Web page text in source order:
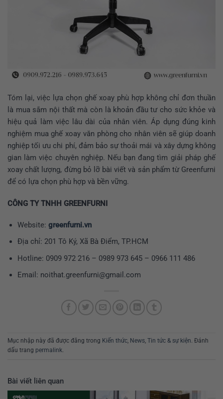
Tóm lại, việc lựa chọn ghế xoay phù hợp không chỉ đơn thuần
là mua sắm nội thất mà còn là khoản đầu tư cho sức khỏe và
hiệu quả làm việc lâu dài của nhân viên. Áp dụng đúng kinh
nghiệm mua ghế xoay văn phòng cho nhân viên sẽ giúp doanh
nghiệp tối ưu chi phí, đảm bảo sự thoải mái và xây dựng không
gian làm việc chuyên nghiệp. Nếu bạn đang tìm giải pháp ghế
xoay chất lượng, đừng bỏ lỡ bài viết và sản phẩm từ Greenfurni
để có lựa chọn phù hợp và bền vững.
CÔNG TY TNHH GREENFURNI
Website: greenfurni.vn
Địa chỉ: 201 Tô Ký, Xã Bà Điểm, TP.HCM
Hotline: 0909 972 216 – 0989 973 645 – 0966 111 486
Email: noithat.greenfurni@gmail.com
Mục nhập này đã được đăng trong Kiến thức, News, Tin tức & sự kiện. Đánh
dấu trang permalink.
Bài viết liên quan